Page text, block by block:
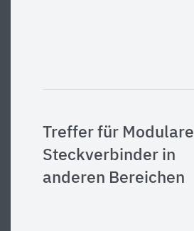
Treffer für Modulare
Steckverbinder in
anderen Bereichen